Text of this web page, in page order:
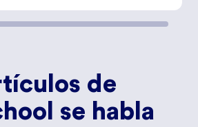
de
se habla